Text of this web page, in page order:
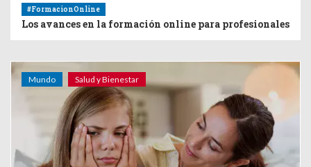
#FormacionOnline
Los avances en la formación online para profesionales
Mundo Salud y Bienestar